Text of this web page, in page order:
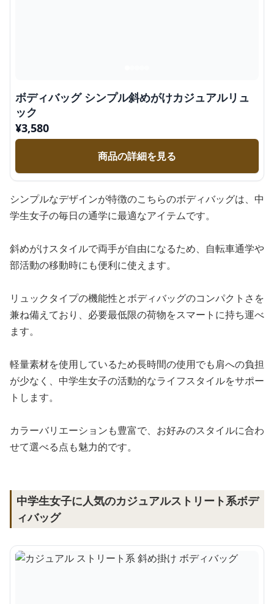
ボディバッグ シンプル斜めがけカジュアルリュ
ック
¥3,580
商品の詳細を見る
シンプルなデザインが特徴のこちらのボディバッグは、中
学生女子の毎日の通学に最適なアイテムです。
斜めがけスタイルで両手が自由になるため、自転車通学や
部活動の移動時にも便利に使えます。
リュックタイプの機能性とボディバッグのコンパクトさを
兼ね備えており、必要最低限の荷物をスマートに持ち運べ
ます。
軽量素材を使用しているため長時間の使用でも肩への負担
が少なく、中学生女子の活動的なライフスタイルをサポー
トします。
カラーバリエーションも豊富で、お好みのスタイルに合わ
せて選べる点も魅力的です。
中学生女子に人気のカジュアルストリート系ボデ
ィバッグ